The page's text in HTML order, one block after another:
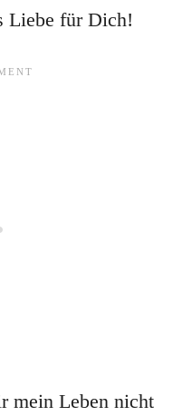
Liebe für Dich!
mein Leben nicht